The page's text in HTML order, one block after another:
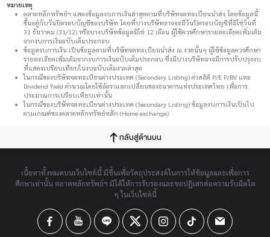
หมายเหตุ
ตลาดหลักทรัพย์ฯ แสดงข้อมูลงบการเงินล่าสุดตามที่บริษัทจดทะเบียนนำส่ง โดยข้อมูลนี้
ขึ้นอยู่กับวันปิดรอบบัญชีของบริษัท โดยที่บางบริษัทอาจจะมีวันปิดรอบบัญชีที่มิใช่วันที่
31 ธันวาคม (31/12) หรือบางบริษัทข้อมูลมิใช่ 12 เดือน ผู้ใช้ควรศึกษารายละเอียดเพิ่มเติม
จากงบการเงินฉบับเต็มประกอบ
ข้อมูลงบการเงิน เป็นข้อมูลตามที่บริษัทจดทะเบียนนำส่ง ณ งวดนั้นๆ ผู้ใช้ข้อมูลควรศึกษา
รายละเอียดเพิ่มเติมจากงบการเงินฉบับเต็มประกอบ ซึ่งมีบางบริษัทอาจมีการปรับปรุงงบ
ที่แสดงเปรียบเทียบในงบฉบับเต็มงวดล่าสุด
ในกรณีของบริษัทจดทะเบียนต่างประเทศ (Secondary Listing) ค่าสถิติ P/E P/BV และ
Dividend Yield คำนวณโดยใช้อัตราแลกเปลี่ยนของธนาคารแห่งประเทศไทย เพื่อการ
ประมาณการเปรียบเทียบเท่านั้น
ในกรณีของบริษัทจดทะเบียนต่างประเทศ (Secondary Listing) ข้อมูลงบการเงินเป็นไป
ตามเกณฑ์ของตลาดหลักทรัพย์หลัก (Home exchange)
กลับสู่ด้านบน
เนื้อหาทั้งหมดบนเว็บไซต์นี้ มีขึ้นเพื่อวัตถุประสงค์ในการให้ข้อมูลและเพื่อการ
ศึกษาเท่านั้น ตลาดหลักทรัพย์ฯ มิได้ให้การรับรองและขอปฏิเสธต่อความรับผิดใด
ๆ ในเว็บไซต์นี้